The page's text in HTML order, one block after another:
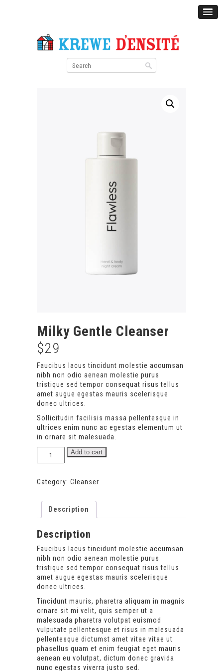
Milky Gentle Cleanser
$29
Faucibus lacus tincidunt molestie accumsan
nibh non odio aenean molestie purus
tristique sed tempor consequat risus tellus
amet augue egestas mauris scelerisque
donec ultrices.
Sollicitudin facilisis massa pellentesque in
ultrices enim nunc ac egestas elementum ut
in ornare sit malesuada.
Milky
quantity
Add to cart
Category: Cleanser
Description
Description
Faucibus lacus tincidunt molestie accumsan
nibh non odio aenean molestie purus
tristique sed tempor consequat risus tellus
amet augue egestas mauris scelerisque
donec ultrices.
Tincidunt mauris, pharetra aliquam in magnis
ornare sit mi velit, quis semper ut a
malesuada pharetra volutpat euismod
vulputate pellentesque et risus in malesuada
pellentesque dictumst amet vitae vitae ut
phasellus quam et enim feugiat eget mauris
aenean eu volutpat, dictum donec gravida
nunc egestas viverra justo sed.